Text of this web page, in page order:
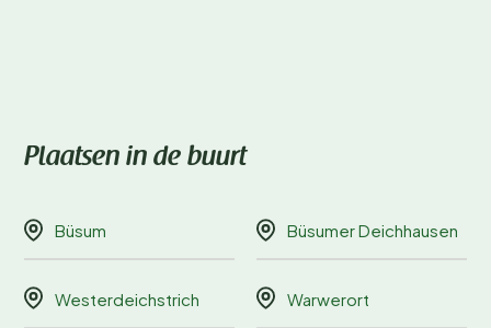
Plaatsen in de buurt
Büsum Büsumer Deichhausen
Westerdeichstrich Warwerort